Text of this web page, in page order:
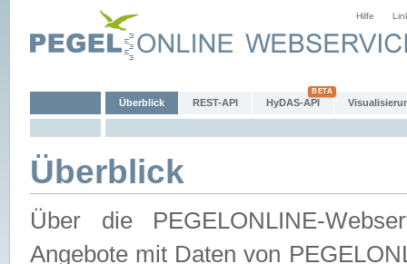
Hilfe
Überblick REST-API HyDAS-API
Überblick
Über die PEGELONLINE-
Angebote mit Daten von